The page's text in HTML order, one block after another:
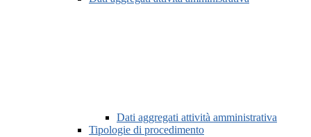
Dati aggregati attività amministrativa
Tipologie di procedimento